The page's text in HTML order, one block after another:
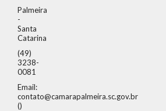
Palmeira
-
Santa
Catarina
(49)
3238-
0081
Email:
contato@camarapalmeira.sc.gov.br
()